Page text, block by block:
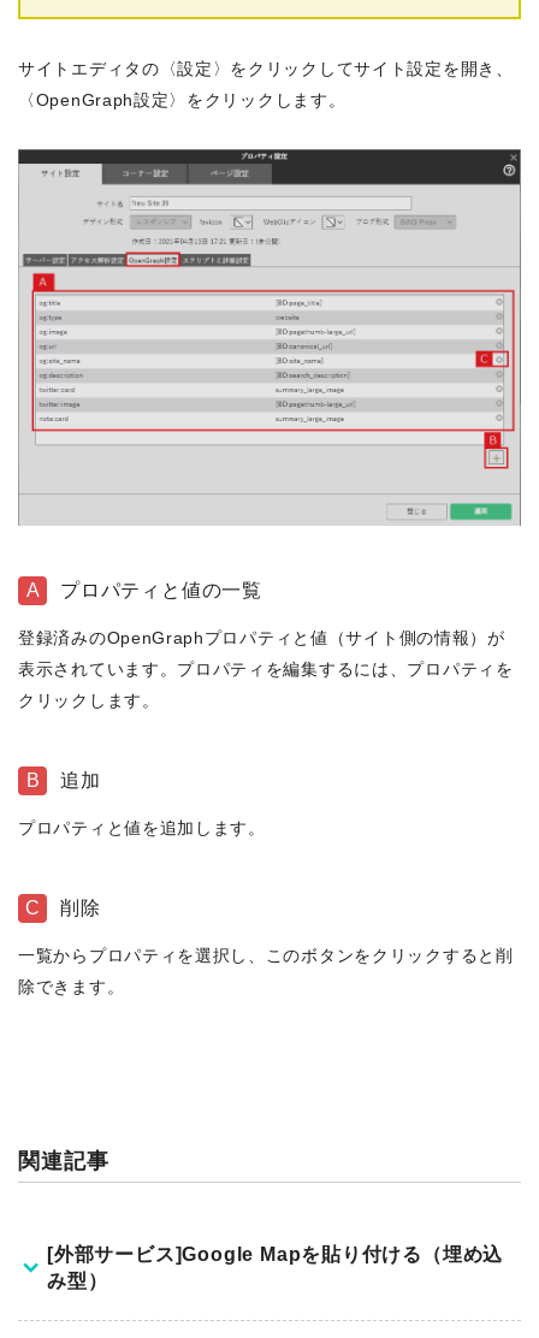
サイトエディタの〈設定〉をクリックしてサイト設定を開き、
〈OpenGraph設定〉をクリックします。
A プロパティと値の一覧
登録済みのOpenGraphプロパティと値（サイト側の情報）が
表示されています。プロパティを編集するには、プロパティを
クリックします。
B 追加
プロパティと値を追加します。
C 削除
一覧からプロパティを選択し、このボタンをクリックすると削
除できます。
関連記事
[外部サービス]Google Mapを貼り付ける（埋め込
み型）